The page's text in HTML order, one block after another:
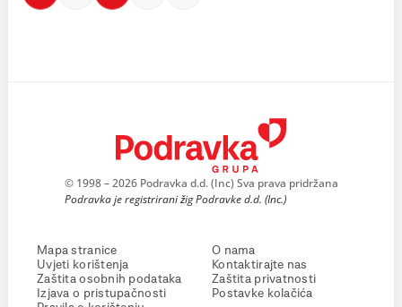
© 1998 – 2026 Podravka d.d. (Inc) Sva prava pridržana
Podravka je registrirani žig Podravke d.d. (Inc.)
Mapa stranice
Uvjeti korištenja
Zaštita osobnih podataka
Izjava o pristupačnosti
O nama
Kontaktirajte nas
Zaštita privatnosti
Postavke kolačića